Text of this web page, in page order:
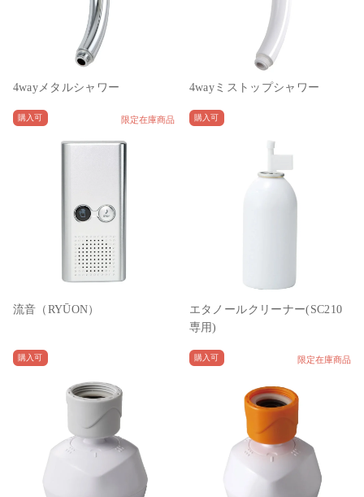
4wayメタルシャワー 4wayミストップシャワー
購入可 限定在庫商品
流音（RYŪON）
購入可
エタノールクリーナー(SC210
専用)
購入可 購入可 限定在庫商品